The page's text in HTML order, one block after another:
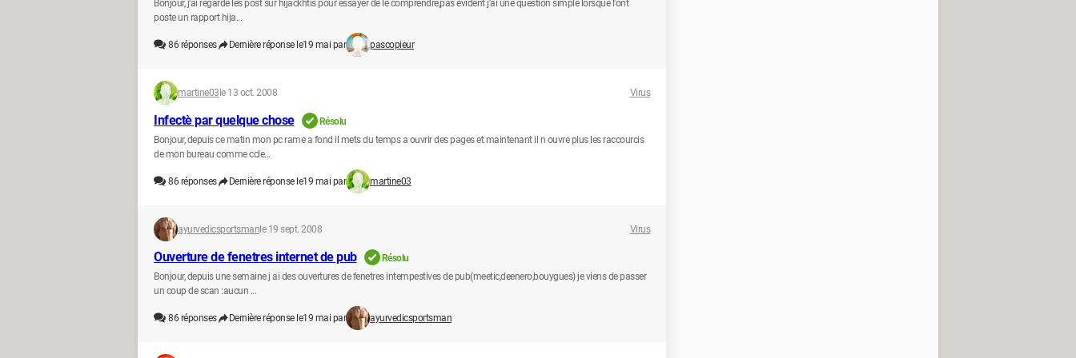
Bonjour, j'ai regardé les post sur hijackhtis pour essayer de le comprendre,pas évident j'ai une question simple lorsque l'ont
poste un rapport hija...
86 réponses Dernière réponse le19 mai par pascopieur
martine03 le 13 oct. 2008 Virus
Infectè par quelque chose
Résolu
Bonjour, depuis ce matin mon pc rame a fond il mets du temps a ouvrir des pages et maintenant il n ouvre plus les raccourcis
de mon bureau comme ccle...
86 réponses Dernière réponse le19 mai par martine03
ayurvedicsportsman le 19 sept. 2008 Virus
Ouverture de fenetres internet de pub
Résolu
Bonjour, depuis une semaine j ai des ouvertures de fenetres intempestives de pub(meetic,deenero,bouygues) je viens de passer
un coup de scan :aucun ...
86 réponses Dernière réponse le19 mai par ayurvedicsportsman